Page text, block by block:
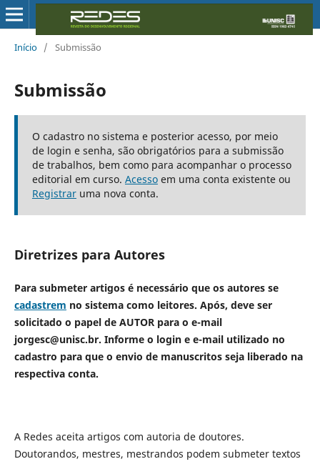
Início / Submissão
Submissão
O cadastro no sistema e posterior acesso, por meio
de login e senha, são obrigatórios para a submissão
de trabalhos, bem como para acompanhar o processo
editorial em curso. Acessoem uma conta existente ou
Registraruma nova conta.
Diretrizes para Autores
Para submeter artigos é necessário que os autores se
cadastrem no sistema como leitores. Após, deve ser
solicitado o papel de AUTOR para o e-mail
jorgesc@unisc.br. Informe o login e e-mail utilizado no
cadastro para que o envio de manuscritos seja liberado na
respectiva conta.
A Redes aceita artigos com autoria de doutores.
Doutorandos, mestres, mestrandos podem submeter textos